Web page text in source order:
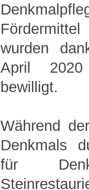
wurden
April
bewilligt.
Während
Denkmals
für